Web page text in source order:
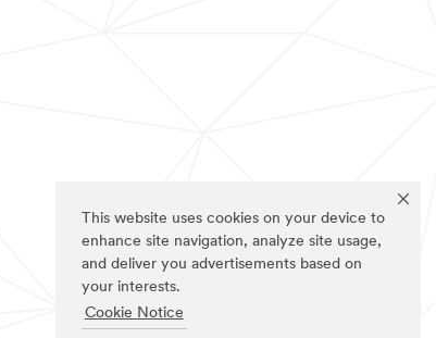
This website uses cookies on your device to
enhance site navigation, analyze site usage,
and deliver you advertisements based on
your interests.
Cookie Notice